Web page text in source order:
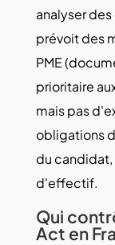
analyser
prévoit des
PME
prioritaire
mais pas
obligations
du
d'effectif.
Qui
Act en